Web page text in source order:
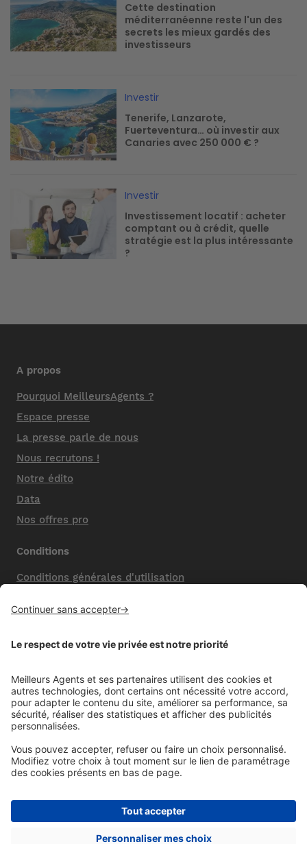
Cette destination
méditerranéenne reste l'un des
secrets les mieux gardés des
investisseurs
Image
Investir
Tenerife, Lanzarote,
Fuerteventura… où investir aux
Canaries avec 250 000 € ?
Image
Investir
Investissement locatif : acheter
comptant ou à crédit, quelle
stratégie est la plus intéressante
?
A propos
Pourquoi MeilleursAgents ?
Espace presse
La presse parle de nous
Nous recrutons !
Notre édito
Data
Nos offres pro
Conditions
Conditions générales d'utilisation
Nos honoraires de vente
Politique de confidentialité
Mentions comparateur
Aide
Contactez-nous